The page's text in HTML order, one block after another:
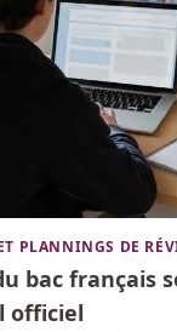
PLANNINGS DE
bac français
officiel